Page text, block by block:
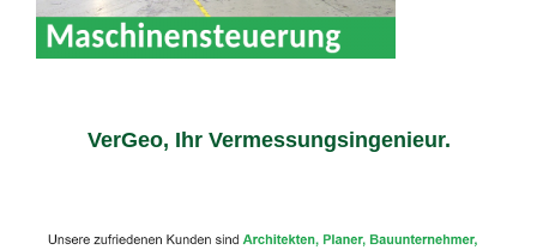
VerGeo, Ihr Vermessungsingenieur.